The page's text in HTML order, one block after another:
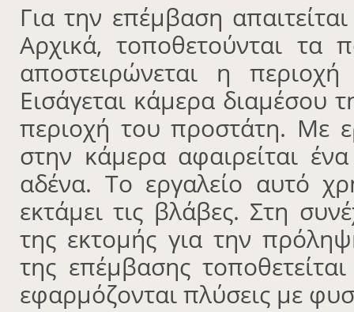
Για την επέμβαση
Αρχικά, τοποθετούνται τα
αποστειρώνεται η
Εισάγεται κάμερα διαμέσου
περιοχή του προστάτη. Με
στην κάμερα αφαιρείται
αδένα. Το εργαλείο αυτό
εκτάμει τις βλάβες. Στη
της εκτομής για την
της επέμβασης
εφαρμόζονται πλύσεις με